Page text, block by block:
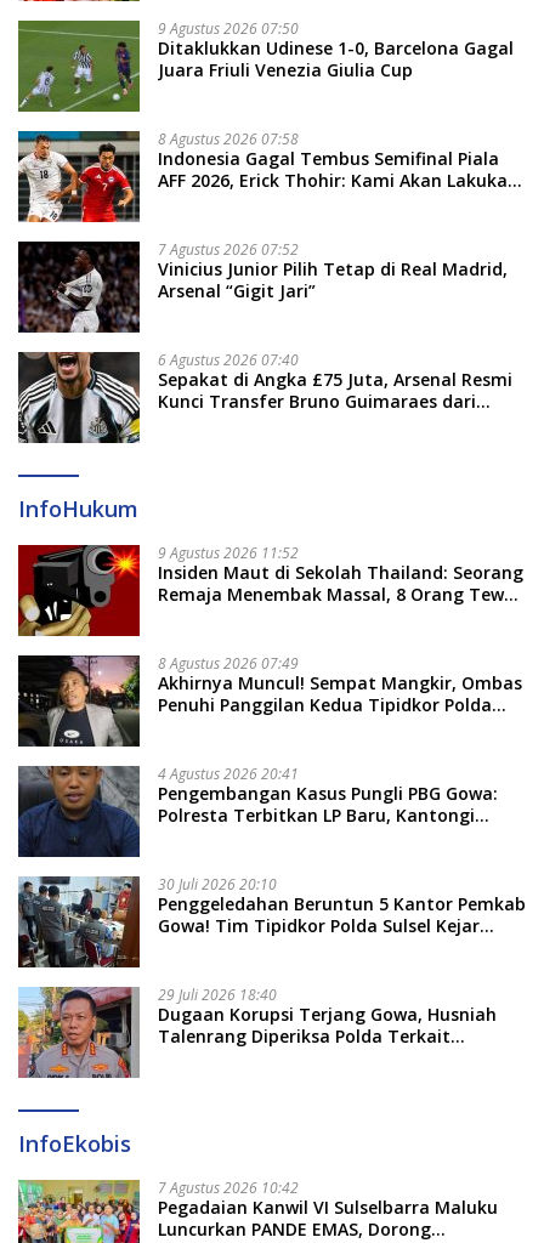
9 Agustus 2026 07:50
Ditaklukkan Udinese 1-0, Barcelona Gagal
Juara Friuli Venezia Giulia Cup
8 Agustus 2026 07:58
Indonesia Gagal Tembus Semifinal Piala
AFF 2026, Erick Thohir: Kami Akan Lakukan
7 Agustus 2026 07:52
Vinicius Junior Pilih Tetap di Real Madrid,
Arsenal “Gigit Jari”
6 Agustus 2026 07:40
Sepakat di Angka £75 Juta, Arsenal Resmi
Kunci Transfer Bruno Guimaraes dari
InfoHukum
9 Agustus 2026 11:52
Insiden Maut di Sekolah Thailand: Seorang
Remaja Menembak Massal, 8 Orang Tewas
8 Agustus 2026 07:49
Akhirnya Muncul! Sempat Mangkir, Ombas
Penuhi Panggilan Kedua Tipidkor Polda
4 Agustus 2026 20:41
Pengembangan Kasus Pungli PBG Gowa:
Polresta Terbitkan LP Baru, Kantongi
30 Juli 2026 20:10
Penggeledahan Beruntun 5 Kantor Pemkab
Gowa! Tim Tipidkor Polda Sulsel Kejar
29 Juli 2026 18:40
Dugaan Korupsi Terjang Gowa, Husniah
Talenrang Diperiksa Polda Terkait
InfoEkobis
7 Agustus 2026 10:42
Pegadaian Kanwil VI Sulselbarra Maluku
Luncurkan PANDE EMAS, Dorong